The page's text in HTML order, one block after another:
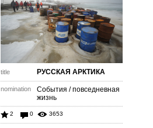
title РУССКАЯ АРКТИКА
nomination
События / повседневная
жизнь
2 0 3653